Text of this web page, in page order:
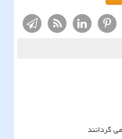
گردانند